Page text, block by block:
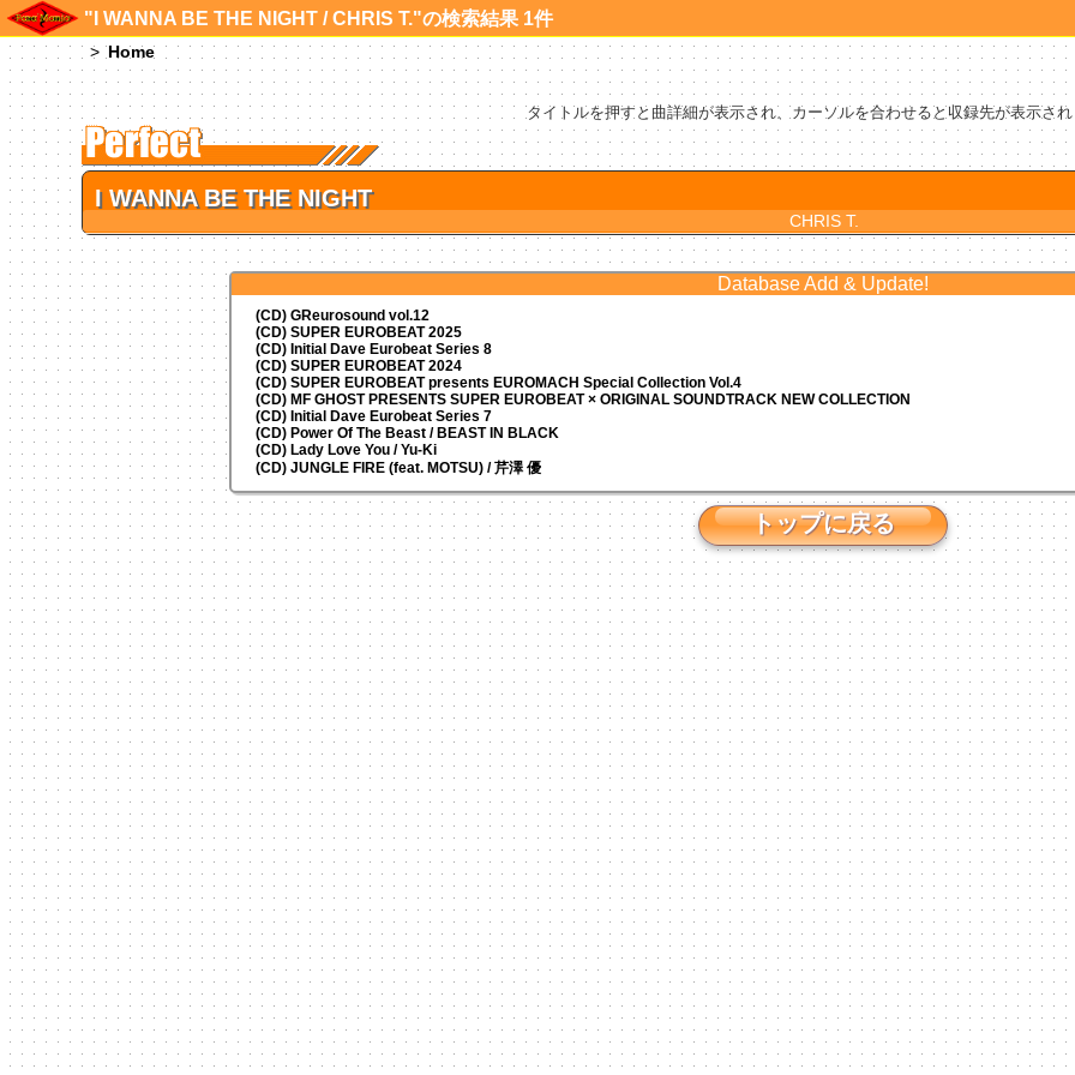
"I WANNA BE THE NIGHT / CHRIS T."の検索結果 1件
Home
タイトルを押すと曲詳細が表示され、カーソルを合わせると収録先が表示さ
I WANNA BE THE NIGHT
CHRIS T.
Database Add & Update!
(CD) GReurosound vol.12
(CD) SUPER EUROBEAT 2025
(CD) Initial Dave Eurobeat Series 8
(CD) SUPER EUROBEAT 2024
(CD)SUPER EUROBEAT presentsEUROMACH Special Collection Vol.4
(CD) MF GHOST PRESENTS SUPER EUROBEAT × ORIGINAL SOUNDTRACK NEW COLLECTION
(CD) Initial Dave Eurobeat Series 7
(CD) Power Of The Beast / BEAST IN BLACK
(CD) Lady Love You / Yu-Ki
(CD) JUNGLE FIRE (feat. MOTSU) / 芹澤 優
トップに戻る